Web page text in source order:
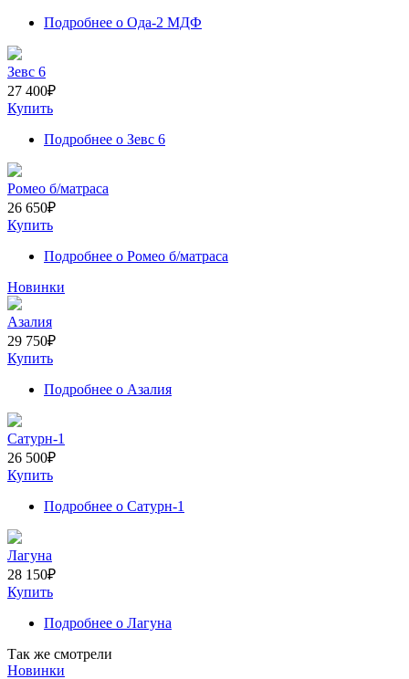
Подробнее о Ода-2 МДФ
Зевс 6
27 400₽
Купить
Подробнее о Зевс 6
Ромео б/матраса
26 650₽
Купить
Подробнее о Ромео б/матраса
Новинки
Азалия
29 750₽
Купить
Подробнее о Азалия
Сатурн-1
26 500₽
Купить
Подробнее о Сатурн-1
Лагуна
28 150₽
Купить
Подробнее о Лагуна
Так же смотрели
Новинки